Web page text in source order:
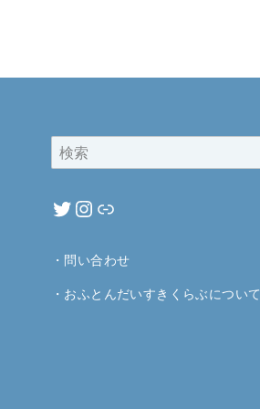
・ 問い合わせ
・ おふとんだいすきくらぶについて